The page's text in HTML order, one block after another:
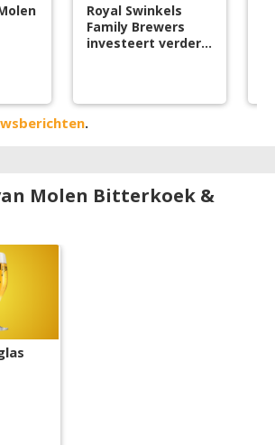
Royal Swinkels
Family Brewers
investeert verder
.
Molen Bitterkoek &